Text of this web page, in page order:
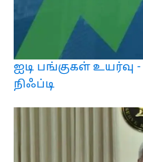
ஐடி பங்குகள் உயர்வு
நிஃப்டி